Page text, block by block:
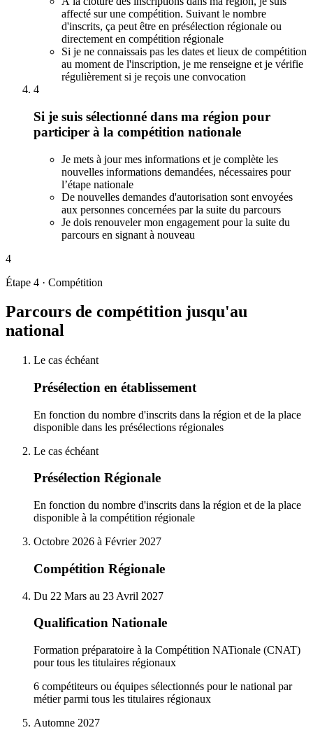
affecté sur une compétition. Suivant le nombre
d'inscrits, ça peut être en présélection régionale ou
directement en compétition régionale
Si je ne connaissais pas les dates et lieux de compétition
au moment de l'inscription, je me renseigne et je vérifie
régulièrement si je reçois une convocation
4
Si je suis sélectionné dans ma région pour
participer à la compétition nationale
Je mets à jour mes informations et je complète les
nouvelles informations demandées, nécessaires pour
l’étape nationale
De nouvelles demandes d'autorisation sont envoyées
aux personnes concernées par la suite du parcours
Je dois renouveler mon engagement pour la suite du
parcours en signant à nouveau
4
Étape 4 · Compétition
Parcours de compétition jusqu'au
national
Le cas échéant
Présélection en établissement
En fonction du nombre d'inscrits dans la région et de la place
disponible dans les présélections régionales
Le cas échéant
Présélection Régionale
En fonction du nombre d'inscrits dans la région et de la place
disponible à la compétition régionale
Octobre 2026 à Février 2027
Compétition Régionale
Du 22 Mars au 23 Avril 2027
Qualification Nationale
Formation préparatoire à la Compétition NATionale (CNAT)
pour tous les titulaires régionaux
6 compétiteurs ou équipes sélectionnés pour le national par
métier parmi tous les titulaires régionaux
Automne 2027